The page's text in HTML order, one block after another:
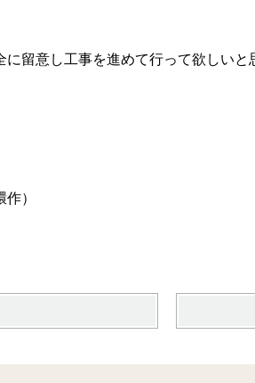
留意し工事を進めて行って欲しいと